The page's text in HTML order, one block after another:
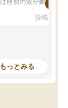
自習の質が劇的に変
明確にしてくれるの
仕方をコーチングして
ので、家での学習習
つきました。結果と
投稿日：
っとみる